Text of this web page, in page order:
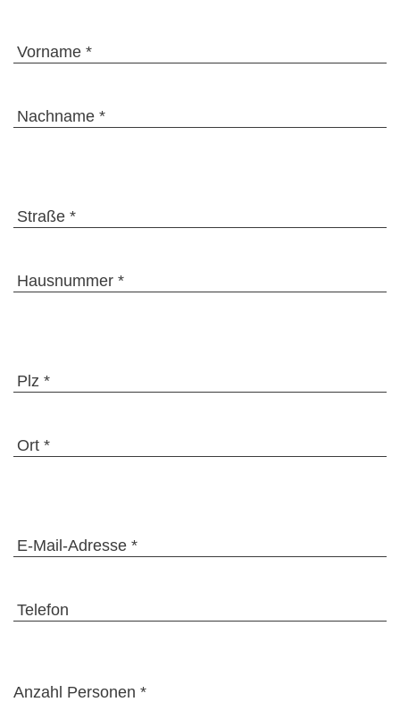
Vorname *
Nachname *
Straße *
Hausnummer *
Plz *
Ort *
E-Mail-Adresse *
Telefon
Anzahl Personen *